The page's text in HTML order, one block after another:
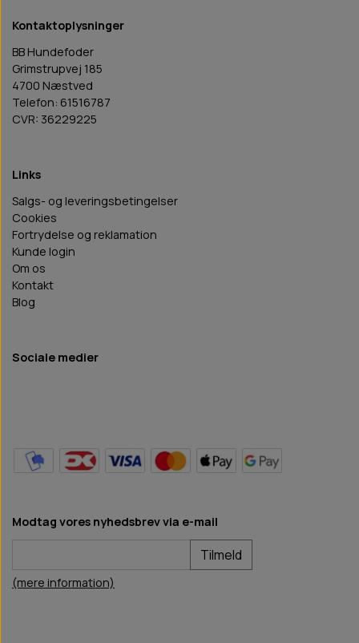
Kontaktoplysninger
BB Hundefoder
Grimstrupvej 185
4700 Næstved
Telefon: 61516787
CVR: 36229225
Links
Salgs- og leveringsbetingelser
Cookies
Fortrydelse og reklamation
Kunde login
Om os
Kontakt
Blog
Sociale medier
Modtag vores nyhedsbrev via e-mail
Tilmeld
(mere information)